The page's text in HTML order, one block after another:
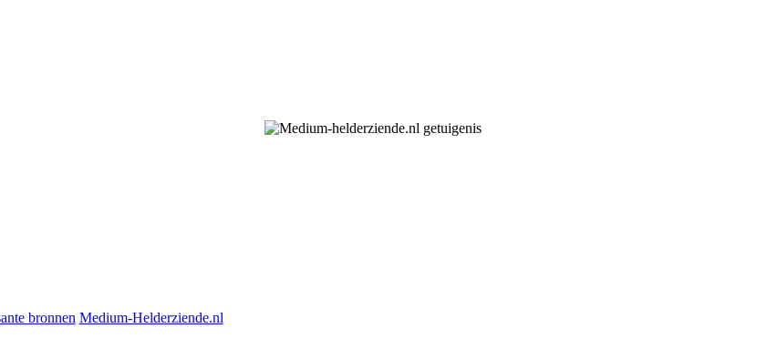
bronnen Medium-Helderziende.nl